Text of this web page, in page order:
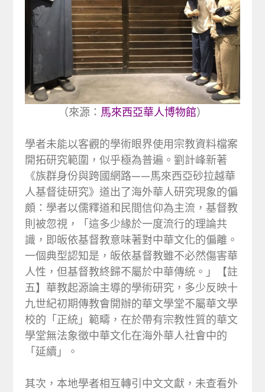
（來源： 馬來西亞華人博物館）
學者未能以客觀的學術眼界使用宗教資料檔案
開拓研究範圍，似乎極為普遍。劉計峰新著
《族群身份與跨國網路——馬來西亞砂拉越華
人基督徒研究》道出了海外華人研究現象的偏
頗：學者以儒釋道和民間信仰為主流，基督教
則被忽視，「這多少緣於一度流行的理論共
識，即皈依基督教意味著對中華文化的偏離。
一個典型認知是，皈依基督教雖不必然傷害華
人性，但基督教終歸不屬於中華傳統。」【註
五】華教起源論主導的學術研究，多少反映十
九世紀初期傳教會開辦的華文學堂不屬華文學
校的「正統」範疇，在於帶有宗教性質的華文
學堂無法象徵中華文化在海外華人社會中的
「延續」。
其次，本地學者相互轉引中文文獻，未查看外